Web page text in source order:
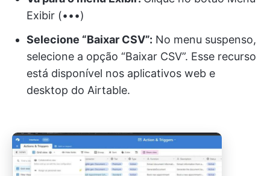
Exibir (•••)
Selecione “Baixar CSV”: No menu suspenso,
selecione a opção “Baixar CSV”. Esse recurso
está disponível nos aplicativos web e
desktop do Airtable.